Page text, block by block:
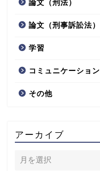
論文（刑法）
論文（刑事訴訟法）
学習
コミュニケーション
その他
アーカイブ